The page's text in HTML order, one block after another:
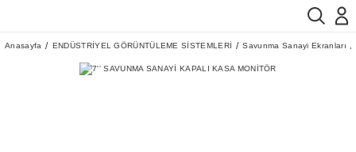
Anasayfa ENDÜSTRİYEL GÖRÜNTÜLEME SİSTEMLERİ Savunma Sanayi Ekranları